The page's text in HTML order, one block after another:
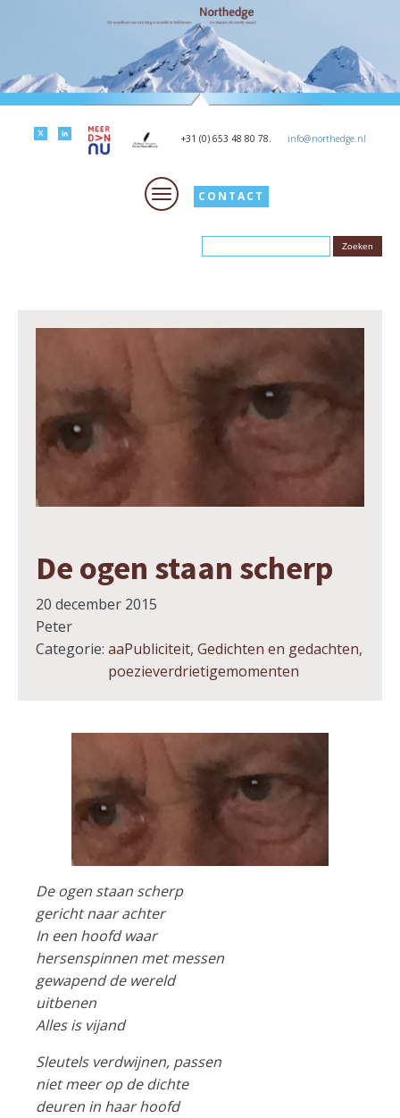
+31 (0) 653 48 80 78. info@northedge.nl
CONTACT
De ogen staan scherp
20 december 2015
Peter
Categorie: aaPubliciteit, Gedichten en gedachten,
poezieverdrietigemomenten
De ogen staan scherp
gericht naar achter
In een hoofd waar
hersenspinnen met messen
gewapend de wereld
uitbenen
Alles is vijand
Sleutels verdwijnen, passen
niet meer op de dichte
deuren in haar hoofd